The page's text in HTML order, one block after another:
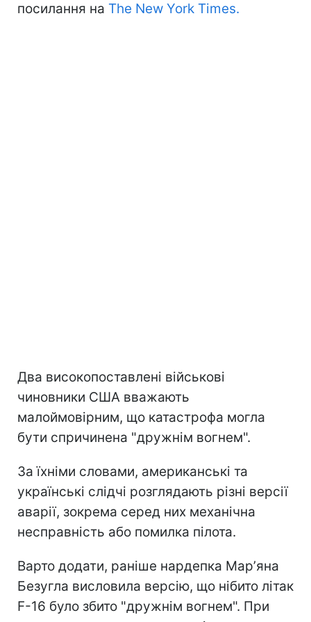
посилання на The New York Times.
Два високопоставлені військові
чиновники США вважають
малоймовірним, що катастрофа могла
бути спричинена "дружнім вогнем".
За їхніми словами, американські та
українські слідчі розглядають різні версії
аварії, зокрема серед них механічна
несправність або помилка пілота.
Варто додати, раніше нардепка Марʼяна
Безугла висловила версію, що нібито літак
F-16 було збито "дружнім вогнем". При